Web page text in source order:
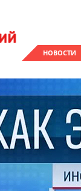
НОВОСТИ